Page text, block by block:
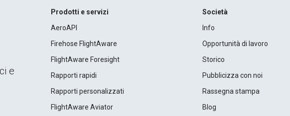
e
Prodotti e servizi
AeroAPI
Firehose FlightAware
FlightAware Foresight
Rapporti rapidi
Rapporti personalizzati
FlightAware Aviator
Società
Info
Opportunità di lavoro
Storico
Pubblicizza con noi
Rassegna stampa
Blog